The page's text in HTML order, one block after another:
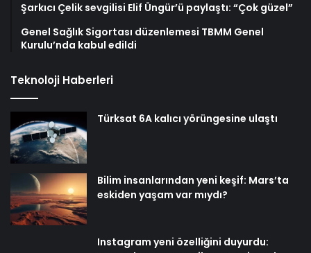
Şarkıcı Çelik sevgilisi Elif Üngür’ü paylaştı: “Çok güzel”
Genel Sağlık Sigortası düzenlemesi TBMM Genel
Kurulu’nda kabul edildi
Teknoloji Haberleri
Türksat 6A kalıcı yörüngesine ulaştı
Bilim insanlarından yeni keşif: Mars’ta
eskiden yaşam var mıydı?
Instagram yeni özelliğini duyurdu: